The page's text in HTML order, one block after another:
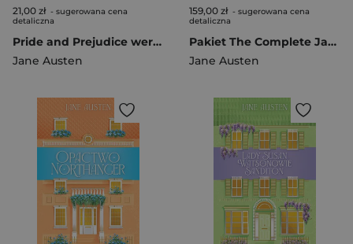
21,00 zł - sugerowana cena
detaliczna
Pride and Prejudice wer. angielska
Jane Austen
159,00 zł - sugerowana cena
detaliczna
Pakiet The Complete Jane Austen Collection. Wordsworth Box Sets wer. angielska
Jane Austen